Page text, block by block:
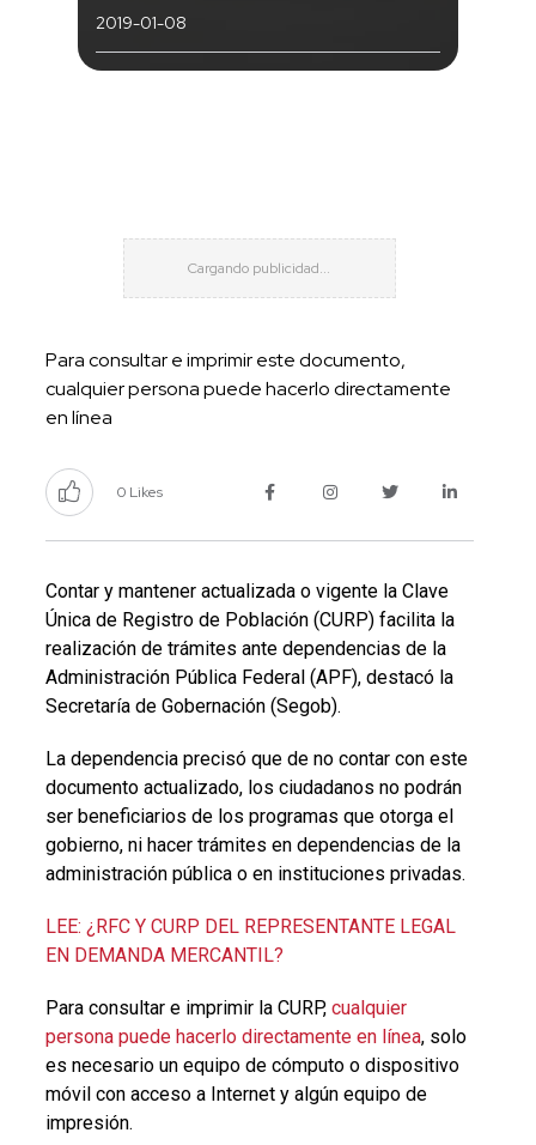
2019-01-08
Para consultar e imprimir este documento,
cualquier persona puede hacerlo directamente
en línea
0 Likes
Contar y mantener actualizada o vigente la Clave
Única de Registro de Población (CURP) facilita la
realización de trámites ante dependencias de la
Administración Pública Federal (APF), destacó la
Secretaría de Gobernación (Segob).
La dependencia precisó que de no contar con este
documento actualizado, los ciudadanos no podrán
ser beneficiarios de los programas que otorga el
gobierno, ni hacer trámites en dependencias de la
administración pública o en instituciones privadas.
LEE: ¿RFC Y CURP DEL REPRESENTANTE LEGAL
EN DEMANDA MERCANTIL?
Para consultar e imprimir la CURP, cualquier
persona puede hacerlo directamente en línea, solo
es necesario un equipo de cómputo o dispositivo
móvil con acceso a Internet y algún equipo de
impresión.